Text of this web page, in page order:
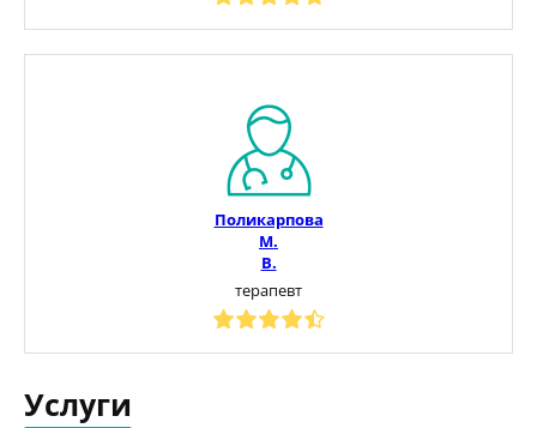
Поликарпова
М.
В.
терапевт
Услуги